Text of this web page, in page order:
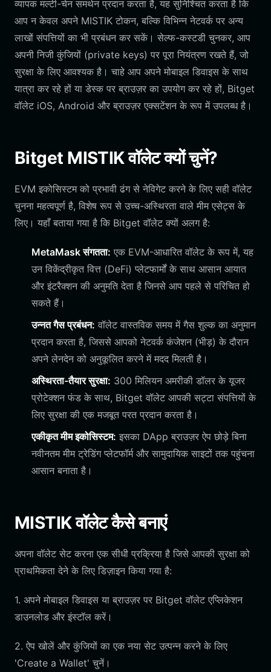
व्यापक मल्टी-चेन समर्थन प्रदान करता है, यह सुनिश्चित करता है कि
आप न केवल अपने MISTIK टोकन, बल्कि विभिन्न नेटवर्क पर अन्य
लाखों संपत्तियों का भी प्रबंधन कर सकें। सेल्फ-कस्टडी चुनकर, आप
अपनी निजी कुंजियों (private keys) पर पूरा नियंत्रण रखते हैं, जो
सुरक्षा के लिए आवश्यक है। चाहे आप अपने मोबाइल डिवाइस के साथ
यात्रा कर रहे हों या डेस्क पर ब्राउज़र का उपयोग कर रहे हों, Bitget
वॉलेट iOS, Android और ब्राउज़र एक्सटेंशन के रूप में उपलब्ध है।
Bitget MISTIK वॉलेट क्यों चुनें?
EVM इकोसिस्टम को प्रभावी ढंग से नेविगेट करने के लिए सही वॉलेट
चुनना महत्वपूर्ण है, विशेष रूप से उच्च-अस्थिरता वाले मीम एसेट्स के
लिए। यहाँ बताया गया है कि Bitget वॉलेट क्यों अलग है:
MetaMask संगतता: एक EVM-आधारित वॉलेट के रूप में, यह
उन विकेंद्रीकृत वित्त (DeFi) प्लेटफार्मों के साथ आसान आयात
और इंटरैक्शन की अनुमति देता है जिनसे आप पहले से परिचित हो
सकते हैं।
उन्नत गैस प्रबंधन: वॉलेट वास्तविक समय में गैस शुल्क का अनुमान
प्रदान करता है, जिससे आपको नेटवर्क कंजेशन (भीड़) के दौरान
अपने लेनदेन को अनुकूलित करने में मदद मिलती है।
अस्थिरता-तैयार सुरक्षा: 300 मिलियन अमरीकी डॉलर के यूजर
प्रोटेक्शन फंड के साथ, Bitget वॉलेट आपकी सट्टा संपत्तियों के
लिए सुरक्षा की एक मजबूत परत प्रदान करता है।
एकीकृत मीम इकोसिस्टम: इसका DApp ब्राउज़र ऐप छोड़े बिना
नवीनतम मीम ट्रेडिंग प्लेटफॉर्म और सामुदायिक साइटों तक पहुंचना
आसान बनाता है।
MISTIK वॉलेट कैसे बनाएं
अपना वॉलेट सेट करना एक सीधी प्रक्रिया है जिसे आपकी सुरक्षा को
प्राथमिकता देने के लिए डिज़ाइन किया गया है:
1. अपने मोबाइल डिवाइस या ब्राउज़र पर Bitget वॉलेट एप्लिकेशन
डाउनलोड और इंस्टॉल करें।
2. ऐप खोलें और कुंजियों का एक नया सेट उत्पन्न करने के लिए
'Create a Wallet' चुनें।